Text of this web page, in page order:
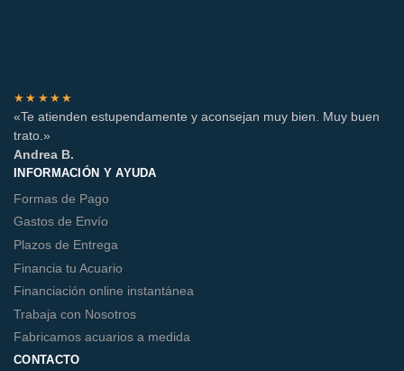
★★★★★
«Te atienden estupendamente y aconsejan muy bien. Muy buen
trato.»
Andrea B.
INFORMACIÓN Y AYUDA
Formas de Pago
Gastos de Envío
Plazos de Entrega
Financia tu Acuario
Financiación online instantánea
Trabaja con Nosotros
Fabricamos acuarios a medida
CONTACTO